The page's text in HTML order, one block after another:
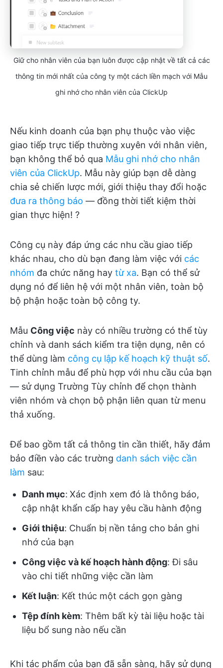
Giữ cho nhân viên của bạn luôn được cập nhật về tất cả các
thông tin mới nhất của công ty một cách liền mạch với Mẫu
ghi nhớ cho nhân viên của ClickUp
Nếu kinh doanh của bạn phụ thuộc vào việc
giao tiếp trực tiếp thường xuyên với nhân viên,
bạn không thể bỏ qua Mẫu ghi nhớ cho nhân
viên của ClickUp. Mẫu này giúp bạn dễ dàng
chia sẻ chiến lược mới, giới thiệu thay đổi hoặc
đưa ra thông báo — đồng thời tiết kiệm thời
gian thực hiện! ?
Công cụ này đáp ứng các nhu cầu giao tiếp
khác nhau, cho dù bạn đang làm việc với các
nhóm đa chức năng hay từ xa. Bạn có thể sử
dụng nó để liên hệ với một nhân viên, toàn bộ
bộ phận hoặc toàn bộ công ty.
Mẫu Công việc này có nhiều trường có thể tùy
chỉnh và danh sách kiểm tra tiện dụng, nên có
thể dùng làm công cụ lập kế hoạch kỹ thuật số.
Tinh chỉnh mẫu để phù hợp với nhu cầu của bạn
— sử dụng Trường Tùy chỉnh để chọn thành
viên nhóm và chọn bộ phận liên quan từ menu
thả xuống.
Để bao gồm tất cả thông tin cần thiết, hãy đảm
bảo điền vào các trường danh sách việc cần
làm sau:
Danh mục: Xác định xem đó là thông báo,
cập nhật khẩn cấp hay yêu cầu hành động
Giới thiệu: Chuẩn bị nền tảng cho bản ghi
nhớ của bạn
Công việc và kế hoạch hành động: Đi sâu
vào chi tiết những việc cần làm
Kết luận: Kết thúc một cách gọn gàng
Tệp đính kèm: Thêm bất kỳ tài liệu hoặc tài
liệu bổ sung nào nếu cần
Khi tác phẩm của bạn đã sẵn sàng, hãy sử dụng